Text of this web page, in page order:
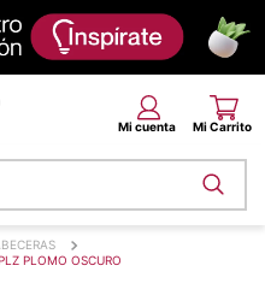
PLOMO OSCURO